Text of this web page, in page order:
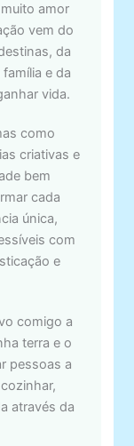
amor
vem do
da
e da
vida.
como
criativas e
bem
cada
única,
com
e
comigo a
terra e o
pessoas a
através da